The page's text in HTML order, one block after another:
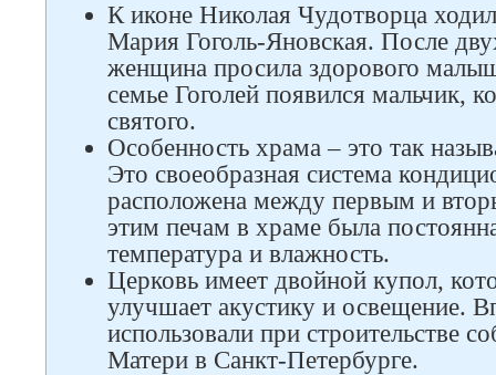
К иконе Николая Чудотворца
Мария Гоголь-Яновская. После
женщина просила здорового
семье Гоголей появился мальчик,
святого.
Особенность храма – это так
Это своеобразная система
расположена между первым и
этим печам в храме была
температура и влажность.
Церковь имеет двойной купол,
улучшает акустику и освещение.
использовали при строительстве
Матери в Санкт-Петербурге.